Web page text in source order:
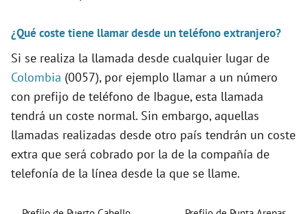
¿Qué coste tiene llamar desde un teléfono extranjero?
Si se realiza la llamada desde cualquier lugar de
Colombia (0057), por ejemplo llamar a un número
con prefijo de teléfono de Ibague, esta llamada
tendrá un coste normal. Sin embargo, aquellas
llamadas realizadas desde otro país tendrán un coste
extra que será cobrado por la de la compañía de
telefonía de la línea desde la que se llame.